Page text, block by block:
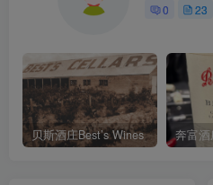
0 23
贝斯酒庄Best’s Wines